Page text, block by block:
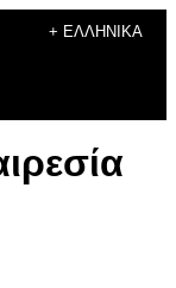
+ ΕΛΛΗΝΙΚΆ